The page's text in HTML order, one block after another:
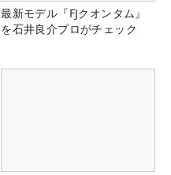
最新モデル『FJクオンタム』
を石井良介プロがチェック